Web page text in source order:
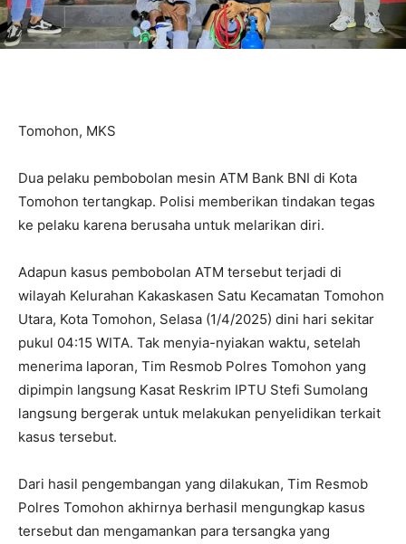
Tomohon, MKS
Dua pelaku pembobolan mesin ATM Bank BNI di Kota
Tomohon tertangkap. Polisi memberikan tindakan tegas
ke pelaku karena berusaha untuk melarikan diri.
Adapun kasus pembobolan ATM tersebut terjadi di
wilayah Kelurahan Kakaskasen Satu Kecamatan Tomohon
Utara, Kota Tomohon, Selasa (1/4/2025) dini hari sekitar
pukul 04:15 WITA. Tak menyia-nyiakan waktu, setelah
menerima laporan, Tim Resmob Polres Tomohon yang
dipimpin langsung Kasat Reskrim IPTU Stefi Sumolang
langsung bergerak untuk melakukan penyelidikan terkait
kasus tersebut.
Dari hasil pengembangan yang dilakukan, Tim Resmob
Polres Tomohon akhirnya berhasil mengungkap kasus
tersebut dan mengamankan para tersangka yang